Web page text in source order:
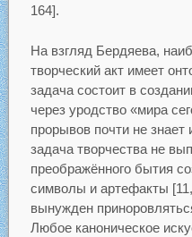
164].
На взгляд Бердяева,
творческий акт имеет
задача состоит в
через уродство «мира
прорывов почти не знает
задача творчества не
преображённого бытия
символы и артефакты
вынужден
Любое каноническое